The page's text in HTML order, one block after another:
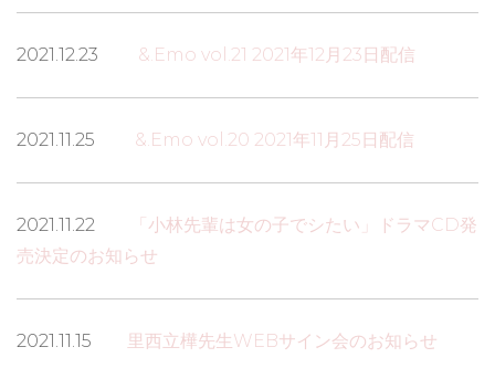
2021.12.23 &.Emo vol.21 2021年12月23日配信
2021.11.25 &.Emo vol.20 2021年11月25日配信
2021.11.22
「小林先輩は女の子でシたい」ドラマCD発
売決定のお知らせ
2021.11.15 里西立樺先生WEBサイン会のお知らせ